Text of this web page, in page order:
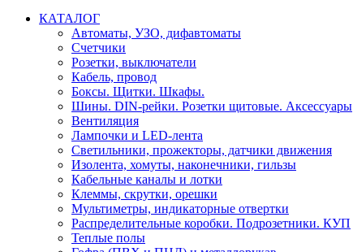
КАТАЛОГ
Автоматы, УЗО, дифавтоматы
Счетчики
Розетки, выключатели
Кабель, провод
Боксы. Щитки. Шкафы.
Шины. DIN-рейки. Розетки щитовые. Аксессуары
Вентиляция
Лампочки и LED-лента
Светильники, прожекторы, датчики движения
Изолента, хомуты, наконечники, гильзы
Кабельные каналы и лотки
Клеммы, скрутки, орешки
Мультиметры, индикаторные отвертки
Распределительные коробки. Подрозетники. КУП
Теплые полы